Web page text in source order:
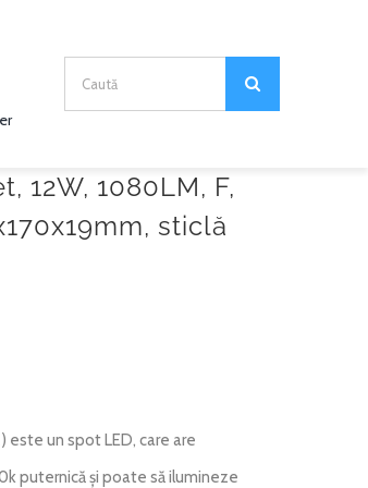
Search
for:
12W, 1080LM, F,
sticlă
este un spot LED, care are
puternică și poate să ilumineze